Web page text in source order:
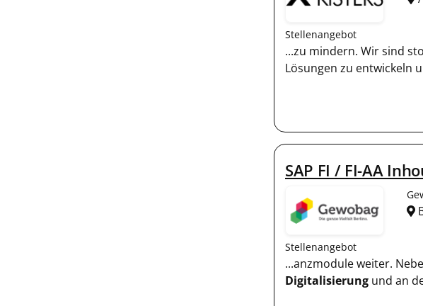
Stellenangebot
...zu mindern. Wir sind
Lösungen zu entwickeln
SAP FI / FI-AA
Stellenangebot
...anzmodule weiter.
Digitalisierung und an